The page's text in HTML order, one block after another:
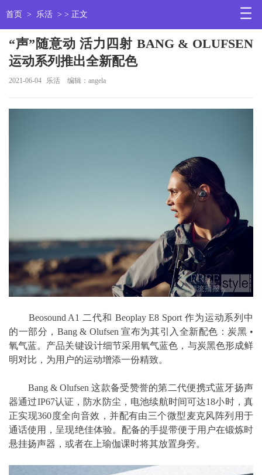
首页 > 乐活 > > 正文
“声”随意动 活力四射 BANG & OLUFSEN
运动系列推出全新配色
2021-06-04 乐活 编辑：angela
Beosound A1 二代和 Beoplay E8 Sport 作为运动系列中
的一部分，Bang & Olufsen 宣布为其引入全新配色：炭黑 •
氧气蓝。产品关键设计细节采用氧气蓝色，与炭黑色形成鲜
明对比，为用户的运动增添一份精致。
Bang & Olufsen 这款备受赞誉的第二代便携式蓝牙扬声
器通过IP67认证，防水防尘，电池续航时间可达18小时，真
正实现360度全向音效，并配有由三个微型麦克风阵列用于
通话使用，呈现绝佳体验。配备的手提带便于用户在锻炼时
悬挂扬声器，或者在上瑜伽课时将其放置身旁。